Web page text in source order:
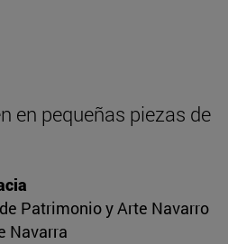
en pequeñas piezas de
Patrimonio y Arte Navarro
Navarra